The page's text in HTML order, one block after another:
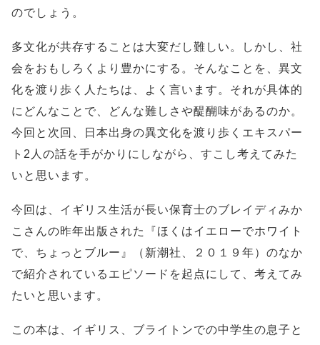
のでしょう。
多文化が共存することは大変だし難しい。しかし、社
会をおもしろくより豊かにする。そんなことを、異文
化を渡り歩く人たちは、よく言います。それが具体的
にどんなことで、どんな難しさや醍醐味があるのか。
今回と次回、日本出身の異文化を渡り歩くエキスパー
ト2人の話を手がかりにしながら、すこし考えてみた
いと思います。
今回は、イギリス生活が長い保育士のブレイディみか
こさんの昨年出版された『ほくはイエローでホワイト
で、ちょっとブルー』（新潮社、２０１９年）のなか
で紹介されているエピソードを起点にして、考えてみ
たいと思います。
この本は、イギリス、ブライトンでの中学生の息子と